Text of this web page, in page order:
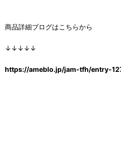
商品詳細ブログはこちらから
↓↓↓↓↓
https://ameblo.jp/jam-tfh/entry-